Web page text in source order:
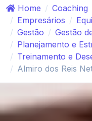
Home Coaching
Empresários
Gestão
Gestão
Planejamento e
Treinamento e
Almiro dos Reis